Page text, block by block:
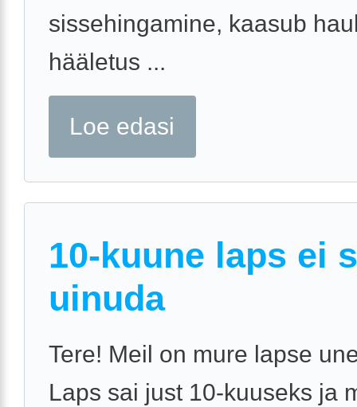
sissehingamine, kaasub
hääletus ...
Loe edasi
10-kuune laps ei
uinuda
Tere! Meil on mure lapse
Laps sai just 10-kuuseks ja